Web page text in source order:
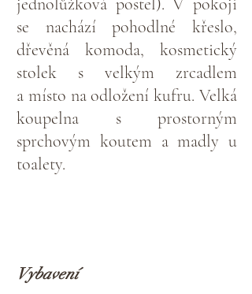
se nachází pohodlné křeslo,
dřevěná komoda, kosmetický
stolek s velkým zrcadlem
a místo na odložení kufru. Velká
koupelna s prostorným
sprchovým koutem amadly u
toalety.
Vybavení